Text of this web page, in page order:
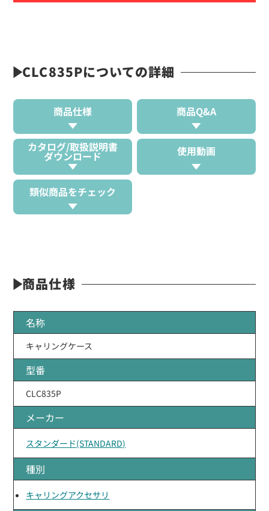
CLC835Pについての詳細
商品仕様 商品Q&A
カタログ/取扱説明書
ダウンロード 使用動画
類似商品をチェック
商品仕様
名称
キャリングケース
型番
CLC835P
メーカー
スタンダード(STANDARD)
種別
キャリングアクセサリ